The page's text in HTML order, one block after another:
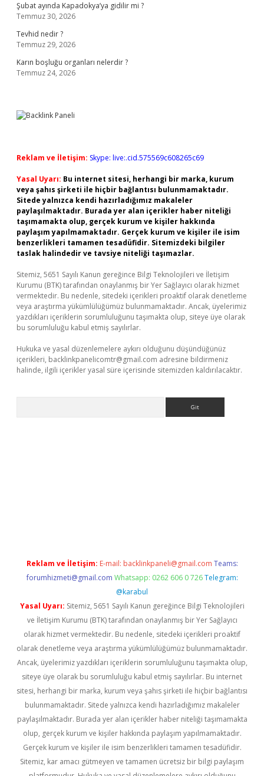
Şubat ayında Kapadokya’ya gidilir mi ?
Temmuz 30, 2026
Tevhid nedir ?
Temmuz 29, 2026
Karın boşluğu organları nelerdir ?
Temmuz 24, 2026
Reklam ve İletişim: Skype: live:.cid.575569c608265c69
Yasal Uyarı: Bu internet sitesi, herhangi bir marka, kurum
veya şahıs şirketi ile hiçbir bağlantısı bulunmamaktadır.
Sitede yalnızca kendi hazırladığımız makaleler
paylaşılmaktadır. Burada yer alan içerikler haber niteliği
taşımamakta olup, gerçek kurum ve kişiler hakkında
paylaşım yapılmamaktadır. Gerçek kurum ve kişiler ile isim
benzerlikleri tamamen tesadüfidir. Sitemizdeki bilgiler
taslak halindedir ve tavsiye niteliği taşımazlar.
Sitemiz, 5651 Sayılı Kanun gereğince Bilgi Teknolojileri ve İletişim
Kurumu (BTK) tarafından onaylanmış bir Yer Sağlayıcı olarak hizmet
vermektedir. Bu nedenle, sitedeki içerikleri proaktif olarak denetleme
veya araştırma yükümlülüğümüz bulunmamaktadır. Ancak, üyelerimiz
yazdıkları içeriklerin sorumluluğunu taşımakta olup, siteye üye olarak
bu sorumluluğu kabul etmiş sayılırlar.
Hukuka ve yasal düzenlemelere aykırı olduğunu düşündüğünüz
içerikleri, backlinkpanelicomtr@gmail.com adresine bildirmeniz
halinde, ilgili içerikler yasal süre içerisinde sitemizden kaldırılacaktır.
Reklam ve İletişim: E-mail: backlinkpaneli@gmail.com Teams:
forumhizmeti@gmail.com Whatsapp: 0262 606 0 726 Telegram:
@karabul
Yasal Uyarı: Sitemiz, 5651 Sayılı Kanun gereğince Bilgi Teknolojileri
ve İletişim Kurumu (BTK) tarafından onaylanmış bir Yer Sağlayıcı
olarak hizmet vermektedir. Bu nedenle, sitedeki içerikleri proaktif
olarak denetleme veya araştırma yükümlülüğümüz bulunmamaktadır.
Ancak, üyelerimiz yazdıkları içeriklerin sorumluluğunu taşımakta olup,
siteye üye olarak bu sorumluluğu kabul etmiş sayılırlar. Bu internet
sitesi, herhangi bir marka, kurum veya şahıs şirketi ile hiçbir bağlantısı
bulunmamaktadır. Sitede yalnızca kendi hazırladığımız makaleler
paylaşılmaktadır. Burada yer alan içerikler haber niteliği taşımamakta
olup, gerçek kurum ve kişiler hakkında paylaşım yapılmamaktadır.
Gerçek kurum ve kişiler ile isim benzerlikleri tamamen tesadüfidir.
Sitemiz, kar amacı gütmeyen ve tamamen ücretsiz bir bilgi paylaşım